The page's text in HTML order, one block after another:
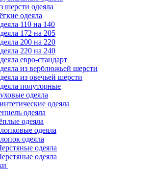
шерсти одеяла
одеяла
110 на 140
172 на 205
200 на 220
220 на 240
евро-стандарт
из верблюжьей шерсти
из овечьей шерсти
полуторные
одеяла
одеяла
одеяла
одеяла
одеяла
одеяла
одеяла
одеяла